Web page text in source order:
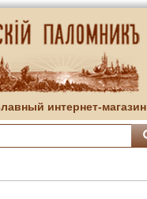
интернет-магазин